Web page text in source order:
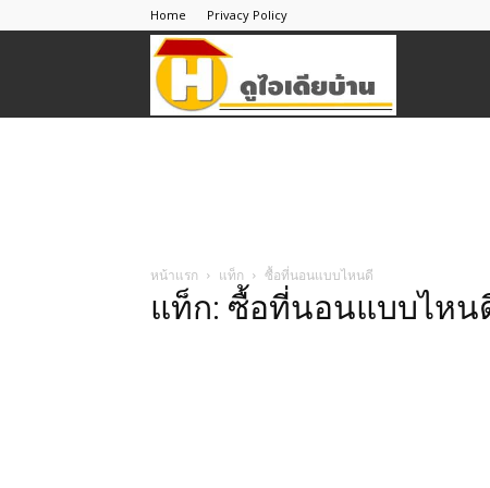
Home Privacy Policy
หน้าแรก แท็ก ซื้อที่นอนแบบไหนดี
แท็ก: ซื้อที่นอนแบบไหน